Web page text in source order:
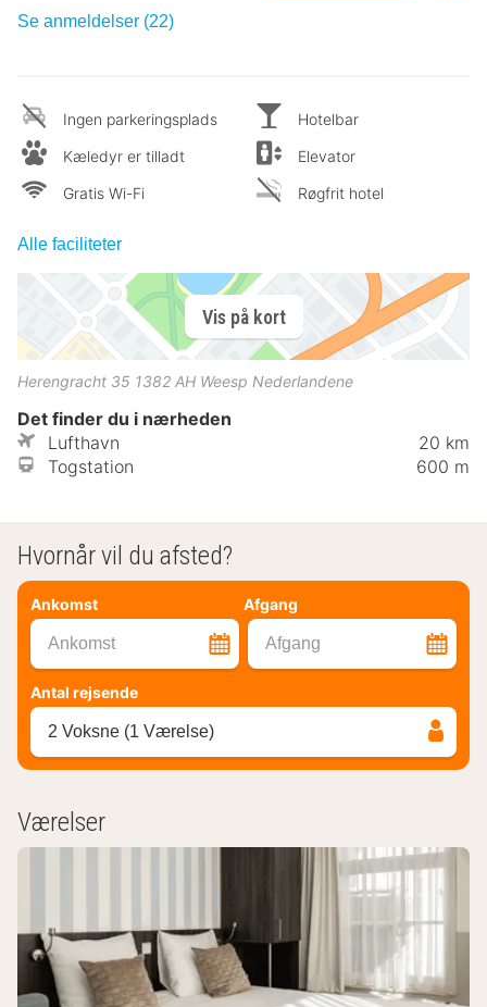
Se anmeldelser (22)
Ingen parkeringsplads
Kæledyr er tilladt
Gratis Wi-Fi
Hotelbar
Elevator
Røgfrit hotel
Alle faciliteter
Vis på kort
Herengracht 35 1382 AH Weesp Nederlandene
Det finder du i nærheden
Lufthavn
20 km
Togstation
600 m
Hvornår vil du afsted?
Ankomst Afgang
Ankomst Afgang
Antal rejsende
2 Voksne (1 Værelse)
Værelser